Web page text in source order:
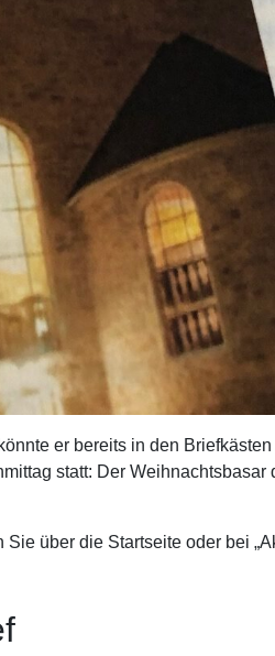
er bereits in den
statt: Der
über die Startseite oder bei